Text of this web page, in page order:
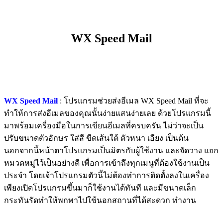
WX Speed Mail
WX Speed Mail : โปรแกรมช่วยส่งอีเมล WX Speed Mail ที่จะ
ทำให้การส่งอีเมลของคุณนั้นง่ายแสนง่ายเลย ด้วยโปรแกรมนี้
มาพร้อมเครื่องมือในการเขียนอีเมลที่ครบครัน ไม่ว่าจะเป็น
ปรับขนาดตัวอักษร ใส่สี ขีดเส้นใต้ ตัวหนา เอียง เป็นต้น
นอกจากนี้หน้าตาโปรแกรมเป็นมิตรกับผู้ใช้งาน และจัดวาง แยก
หมวดหมู่ไว้เป็นอย่างดี เพื่อการเข้าถึงทุกเมนูที่ต้องใช้งานเป็น
ประจำ โดยเจ้าโปรแกรมตัวนี้ไม่ต้องทำการติดตั้งลงในเครื่อง
เพียงเปิดโปรแกรมขึ้นมาก็ใช้งานได้ทันที และมีขนาดเล็ก
กระทันรัดทำให้พกพาไปใช้นอกสถานที่ได้สะดวก ทำงาน